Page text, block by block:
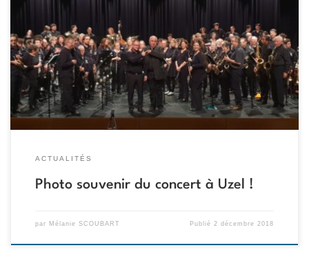
Une belle photo souvenir du samedi 24 novembre, en compagnie
du Brass Band de Lorient !
ACTUALITÉS
Photo souvenir du concert à Uzel !
par Mélanie SCOUBART Publié 2 décembre 2018